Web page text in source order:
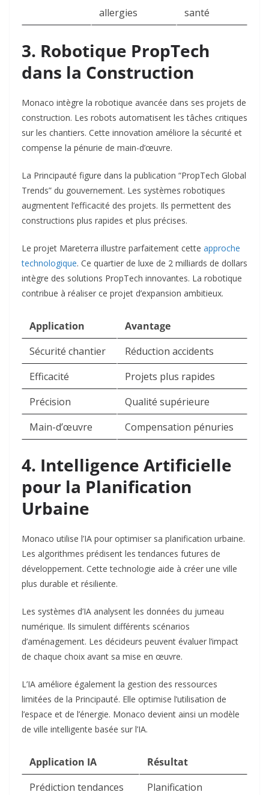
allergies
santé
3. Robotique PropTech
dans la Construction
Monaco intègre la robotique avancée dans ses projets de
construction. Les robots automatisent les tâches critiques
sur les chantiers. Cette innovation améliore la sécurité et
compense la pénurie de main-d’œuvre.​
La Principauté figure dans la publication “PropTech Global
Trends” du gouvernement. Les systèmes robotiques
augmentent l’efficacité des projets. Ils permettent des
constructions plus rapides et plus précises.​
Le projet Mareterra illustre parfaitement cette approche
technologique. Ce quartier de luxe de 2 milliards de dollars
intègre des solutions PropTech innovantes. La robotique
contribue à réaliser ce projet d’expansion ambitieux.​
Application
Avantage
Sécurité chantier
Réduction accidents
Efficacité
Projets plus rapides
Précision
Qualité supérieure
Main-d’œuvre
Compensation pénuries
4. Intelligence Artificielle
pour la Planification
Urbaine
Monaco utilise l’IA pour optimiser sa planification urbaine.
Les algorithmes prédisent les tendances futures de
développement. Cette technologie aide à créer une ville
plus durable et résiliente.​
Les systèmes d’IA analysent les données du jumeau
numérique. Ils simulent différents scénarios
d’aménagement. Les décideurs peuvent évaluer l’impact
de chaque choix avant sa mise en œuvre.​
L’IA améliore également la gestion des ressources
limitées de la Principauté. Elle optimise l’utilisation de
l’espace et de l’énergie. Monaco devient ainsi un modèle
de ville intelligente basée sur l’IA.​
Application IA
Résultat
Prédiction tendances
Planification